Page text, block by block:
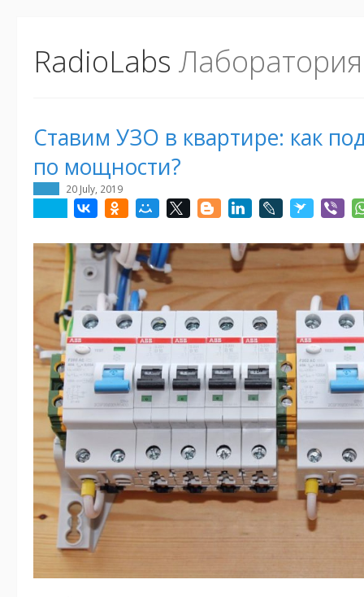
RadioLabs
Ставим УЗО в квартире: как
по мощности?
20 July, 2019